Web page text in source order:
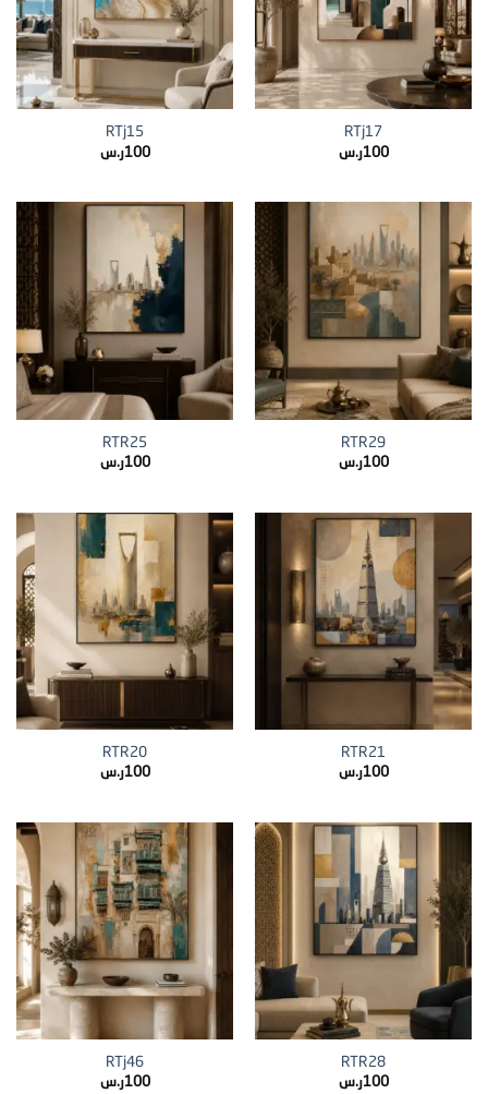
RTj17
100ر.س
RTj15
100ر.س
RTR29
100ر.س
RTR25
100ر.س
RTR21
100ر.س
RTR20
100ر.س
RTR28
100ر.س
RTj46
100ر.س